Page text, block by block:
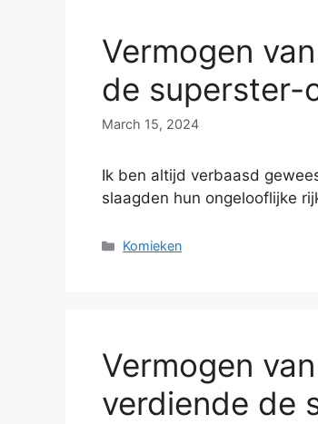
Vermogen
de superster-
March 15, 2024
Ik ben altijd verbaasd
slaagden hun ongelooflijke
Categories
Komieken
Vermogen
verdiende de